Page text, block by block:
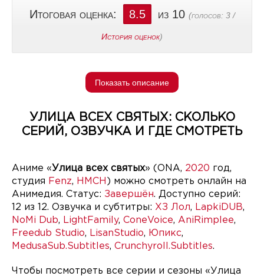
Итоговая оценка: 8.5 из 10 (голосов: 3/
История оценок)
Показать описание
УЛИЦА ВСЕХ СВЯТЫХ: СКОЛЬКО
СЕРИЙ, ОЗВУЧКА И ГДЕ СМОТРЕТЬ
Аниме «Улица всех святых» (ONA, 2020 год,
студия Fenz, HMCH ) можно смотреть онлайн на
Анимедия. Статус: Завершён. Доступно серий:
12 из 12. Озвучка и субтитры: ХЗ Лол, LapkiDUB,
NoMi Dub, LightFamily, ConeVoice, AniRimplee,
Freedub Studio, LisanStudio, Юпикс,
MedusaSub.Subtitles, Crunchyroll.Subtitles.
Чтобы посмотреть все серии и сезоны «Улица